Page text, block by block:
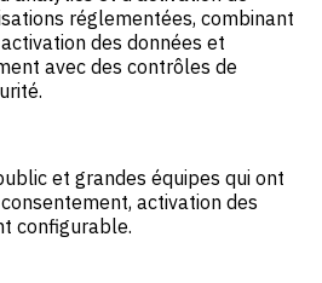
réglementées, combinant
des données et
avec des contrôles de
et grandes équipes qui ont
activation des
configurable.